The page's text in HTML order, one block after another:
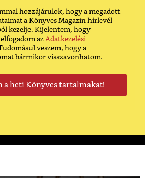
hozzájárulok, hogy a megadott
a Könyves Magazin hírlevél
kezelje. Kijelentem, hogy
az Adatkezelési
veszem, hogy a
bármikor visszavonhatom.